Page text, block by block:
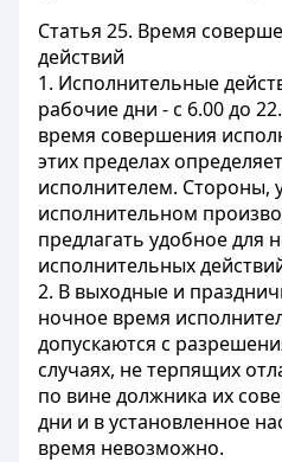
Статья 25. Время
действий
1. Исполнительные
рабочие дни - с 6.00 до
время совершения
этих пределах
исполнителем. Стороны,
исполнительном
предлагать удобное для
исполнительных
2. В выходные и
ночное время
допускаются с
случаях, не терпящих
по вине должника их
дни и в установленное
время невозможно.